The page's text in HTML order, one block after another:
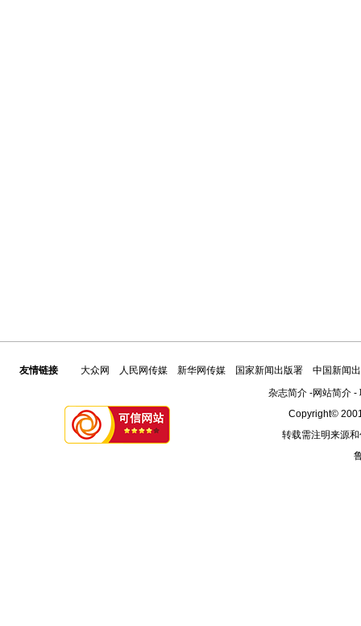
友情链接 大众网 人民网传媒 新华网传媒 国家新闻出版署
中国新闻
杂志简介-网站简介-
Copyright©
转载需注明来源